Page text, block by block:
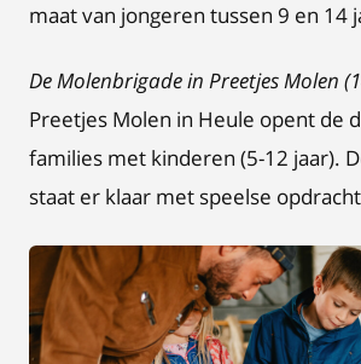
maat van jongeren tussen 9 en 14
De Molenbrigade in Preetjes Molen
Preetjes Molen in Heule opent de
families met kinderen (5-12 jaar).
staat er klaar met speelse